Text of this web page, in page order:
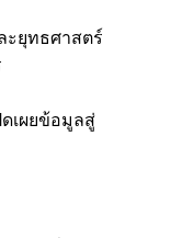
ะยุทธศาสตร์
ดเผยข้อมูลสู่